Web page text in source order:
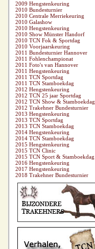
2009 Hengstenkeuring
2010 Bundesturnier
2010 Centrale Merriekeuring
2010 Galashow
2010 Hengstenkeuring
2010 Show Münster Handorf
2010 TCN Fok & Sportdag
2010 Voorjaarskeuring
2011 Bundesturnier Hannover
2011 Fohlenchampionat
2011 Foto's van Hannover
2011 Hengstenkeuring
2011 TCN Sportdag
2011 TCN Stamboekdag
2012 Hengstenkeuring
2012 TCN 25 jaar Sportdag
2012 TCN Show & Stamboekdag
2012 Trakehner Bundesturnier
2013 Hengstenkeuring
2013 TCN Sportdag
2013 TCN Stamboekdag
2014 Hengstenkeuring
2014 TCN Stamboekdag
2015 Hengstenkeuring
2015 TCN Clinic
2015 TCN Sport & Stamboekdag
2016 Hengstenkeuring
2017 Hengstenkeuring
2018 Trakehner Bundesturnier